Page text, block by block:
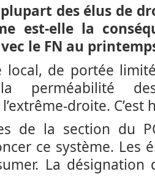
plupart des élus de
est-elle la
le FN au
local, de portée
perméabilité
droite.
de la section du
ce système. Les
La